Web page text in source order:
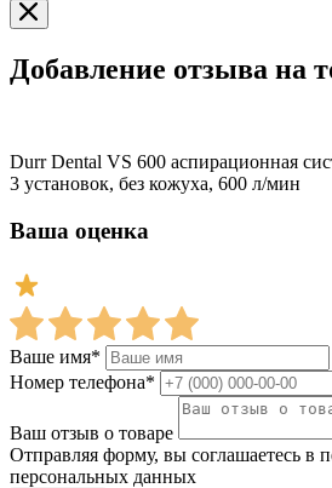
Добавление отзыва на
Durr Dental VS 600 аспирационная
3 установок, без кожуха, 600 л/мин
Ваша оценка
Ваше имя*
Номер телефона*
Ваш отзыв о товаре
Отправляя форму, вы соглашаетесь в
персональных данных